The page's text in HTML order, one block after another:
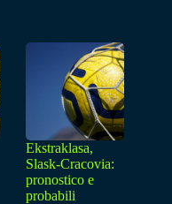
Ekstraklasa,
Slask-Cracovia:
pronostico e
probabili